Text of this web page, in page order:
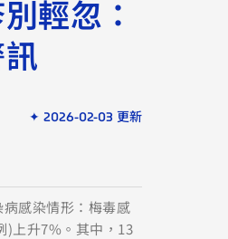
輕忽：
✦ 2026-02-03 更新
感染情形：梅毒感
)上升7%。其中，13